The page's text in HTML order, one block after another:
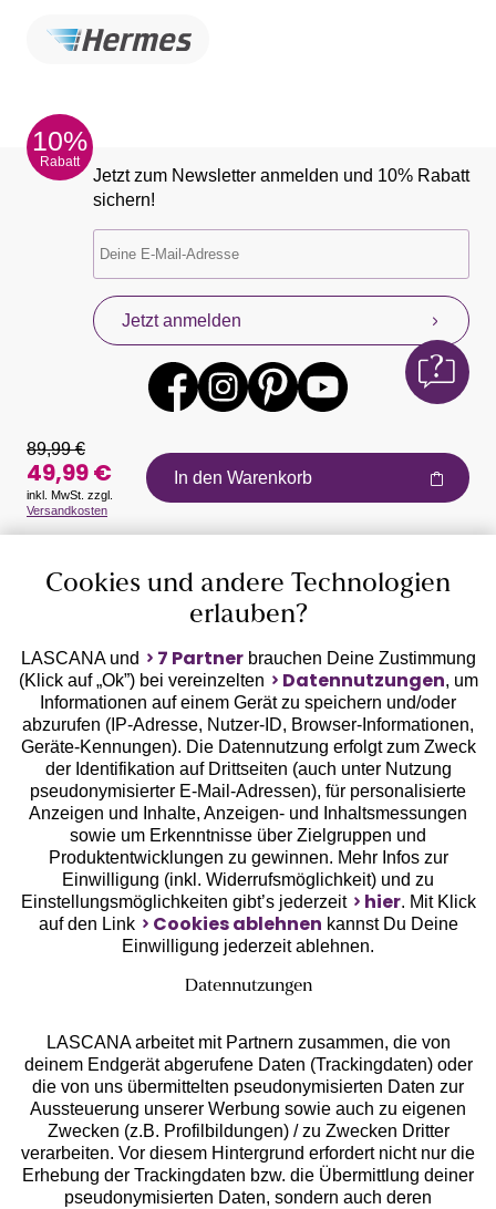
10%
Rabatt
Jetzt zum Newsletter anmelden und 10% Rabatt
sichern!
Jetzt anmelden
Auszeichnungen
Geprüfte Sicherheit
Unsere Apps
Services
Beratung
89,99 €
49,99 €
inkl. MwSt. zzgl.
Versandkosten
In den Warenkorb
Cookies und andere Technologien
erlauben?
LASCANA und 7 Partnerbrauchen Deine Zustimmung
(Klick auf „Ok”) bei vereinzelten
Datennutzungen, um
Informationen auf einem Gerät zu speichern und/oder
abzurufen (IP-Adresse, Nutzer-ID, Browser-Informationen,
Geräte-Kennungen). Die Datennutzung erfolgt zum Zweck
der Identifikation auf Drittseiten (auch unter Nutzung
pseudonymisierter E-Mail-Adressen), für personalisierte
Anzeigen und Inhalte, Anzeigen- und Inhaltsmessungen
sowie um Erkenntnisse über Zielgruppen und
Produktentwicklungen zu gewinnen. Mehr Infos zur
Einwilligung (inkl. Widerrufsmöglichkeit) und zu
Einstellungsmöglichkeiten gibt’s jederzeit
hier. Mit Klick
auf den Link
Cookies ablehnen kannst Du Deine
Einwilligung jederzeit ablehnen.
Datennutzungen
LASCANA arbeitet mit Partnern zusammen, die von
deinem Endgerät abgerufene Daten (Trackingdaten) oder
die von uns übermittelten pseudonymisierten Daten zur
Aussteuerung unserer Werbung sowie auch zu eigenen
Zwecken (z.B. Profilbildungen) / zu Zwecken Dritter
verarbeiten. Vor diesem Hintergrund erfordert nicht nur die
Erhebung der Trackingdaten bzw. die Übermittlung deiner
pseudonymisierten Daten, sondern auch deren